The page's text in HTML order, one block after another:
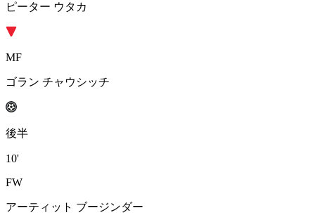
ピーター ウタカ
MF
ゴラン チャウシッチ
後半
10'
FW
アーティット ブージンダー